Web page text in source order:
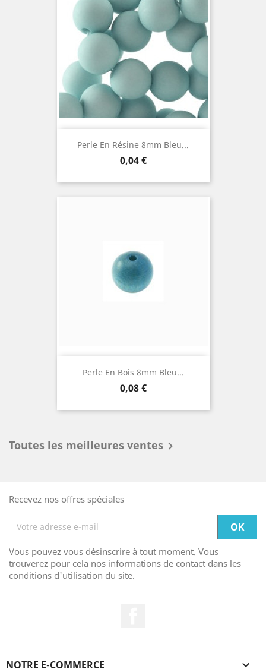
Perle En Résine 8mm Bleu...
Prix
0,04 €
Perle En Bois 8mm Bleu...
Prix
0,08 €
Toutes les meilleures ventes 
Recevez nos offres spéciales
Vous pouvez vous désinscrire à tout moment. Vous
trouverez pour cela nos informations de contact dans les
conditions d'utilisation du site.
NOTRE E-COMMERCE 